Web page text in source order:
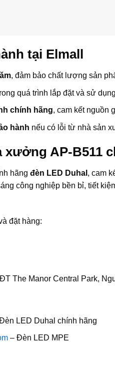
tại Elmall
, đảm bảo chất lượng sản
quá trình lắp đặt và sử
chính hãng, cam kết nguồn
hành nếu có lỗi từ nhà sản
xưởng AP-B511
hãng đèn LED Duhal , cam
công nghiệp bền bỉ, tiết
đặt hàng:
The Manor Central Park,
LED Duhal chính hãng
– Đèn LED MPE